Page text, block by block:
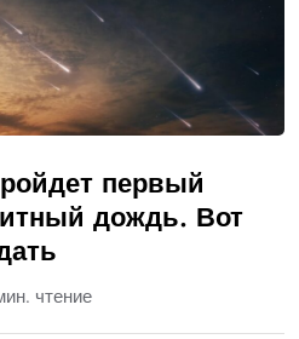
первый
дождь. Вот
чтение